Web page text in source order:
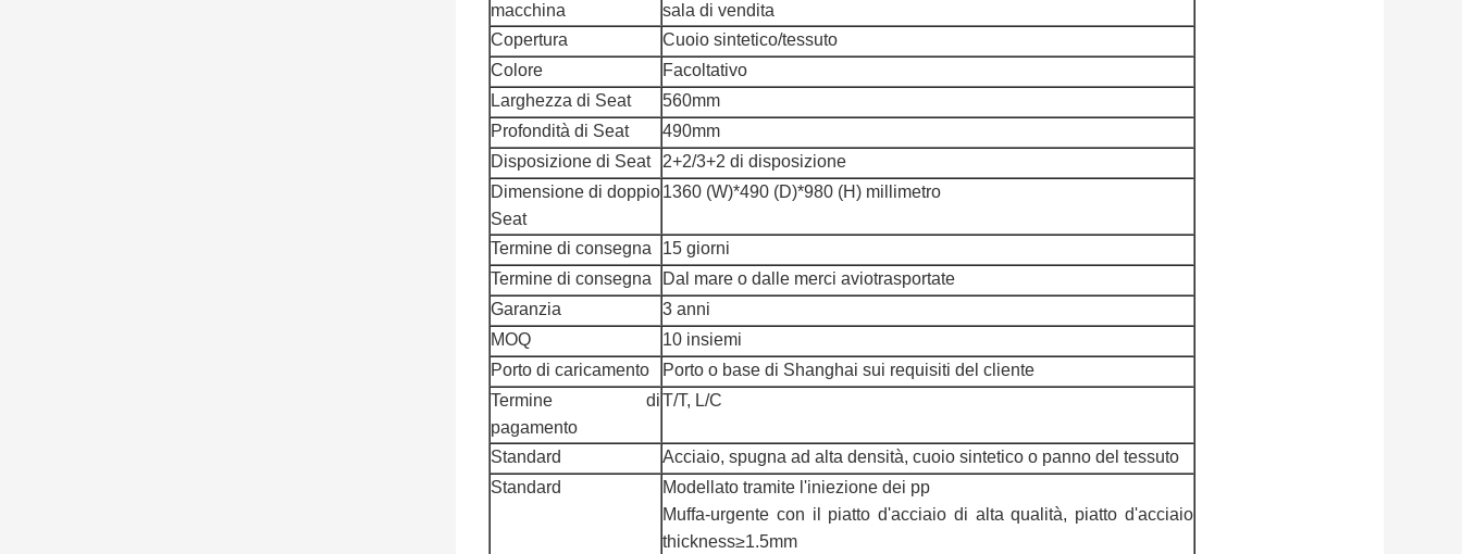
macchina
sala di vendita
Copertura
Cuoio sintetico/tessuto
Colore
Facoltativo
Larghezza di Seat
560mm
Profondità di Seat
490mm
Disposizione di Seat
2+2/3+2 di disposizione
Dimensione di doppio
Seat
1360 (W)*490 (D)*980 (H) millimetro
Termine di consegna
15 giorni
Termine di consegna
Dal mare o dalle merci aviotrasportate
Garanzia
3 anni
MOQ
10 insiemi
Porto di caricamento
Porto o base di Shanghai sui requisiti del cliente
Termine di
pagamento
T/T, L/C
Standard
Acciaio, spugna ad alta densità, cuoio sintetico o panno del tessuto
Standard
Modellato tramite l'iniezione dei pp
Muffa-urgente con il piatto d'acciaio di alta qualità, piatto d'acciaio
thickness≥1.5mm